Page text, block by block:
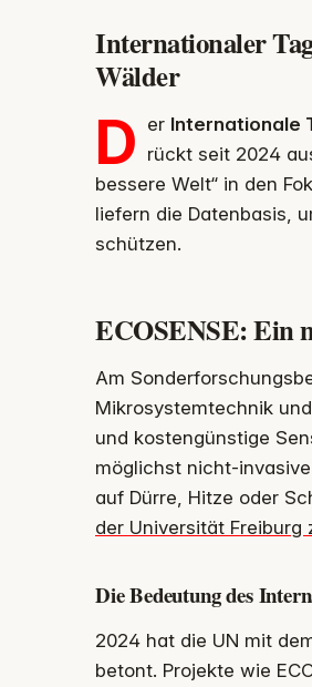
Internationaler
Wälder
D er Internationale
rückt seit 2024
bessere Welt“ in den
liefern die Datenbasis,
schützen.
ECOSENSE: Ein
Am
Mikrosystemtechnik
und kostengünstige
möglichst nicht-
auf Dürre, Hitze oder
der Universität Freiburg
Die Bedeutung des
2024 hat die UN mit
betont. Projekte wie